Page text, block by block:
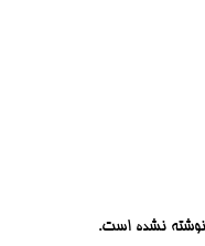
نشده است.